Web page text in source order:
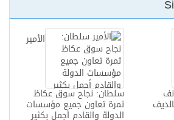
الأمير
سلطان: نجاح سوق عكاظ
ثمرة تعاون جميع مؤسسات
الدولة والقادم أجمل بكثير